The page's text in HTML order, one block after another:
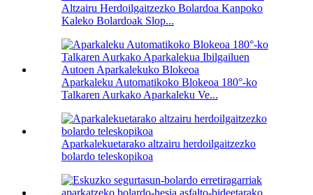
Altzairu Herdoilgaitzezko Bolardoa Kanpoko
Kaleko Bolardoak Slop...
Aparkaleku Automatikoko Blokeoa 180°-ko
Talkaren Aurkako Aparkaleku Ve...
Aparkalekuetarako altzairu herdoilgaitzezko
bolardo teleskopikoa